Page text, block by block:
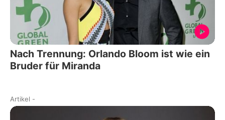
Nach Trennung: Orlando Bloom ist wie ein
Bruder für Miranda
Artikel -